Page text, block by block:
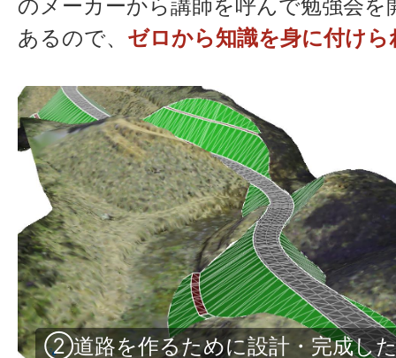
17:30 退社
のメーカーから講師を呼んで勉強会を
あるので、 ゼロから知識を身に付け